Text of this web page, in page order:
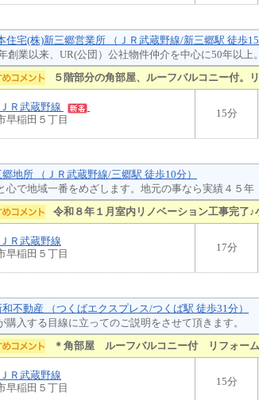
住宅(株)新三郷営業所 （ＪＲ武蔵野線/新三郷駅 徒歩15
創業以来、UR(公団）公社物件仲介を中心に50年以上。
５階部分の角部屋、ルーフバルコニー付。
Ｒ武蔵野線
早稲田５丁目
15分
地所 （ＪＲ武蔵野線/三郷駅 徒歩10分）
心で地域一番をめざします。地元の事なら実績４５年
令和８年１月室内リノベーション工事完了
Ｒ武蔵野線
早稲田５丁目
17分
不動産 （つくばエクスプレス/つくば駅 徒歩31分）
購入する目線に立ってのご説明をさせて頂きます。
＊角部屋 ルーフバルコニー付 リフォー
Ｒ武蔵野線
早稲田５丁目
15分